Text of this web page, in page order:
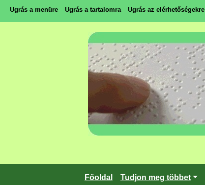
Ugrás a menüre Ugrás a tartalomra Ugrás az elérhetőségekre
Főoldal Tudjon meg többet